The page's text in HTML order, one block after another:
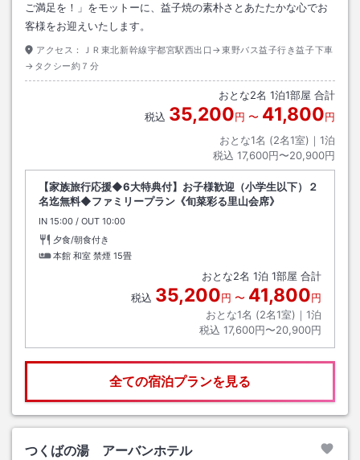
ご満足を！」をモットーに、益子焼の素朴さとあたたかな心でお
客様をお迎えいたします。
アクセス：
ＪＲ東北新幹線宇都宮駅西出口→東野バス益子行き益子下車
→タクシー約７分
おとな2名 1泊1部屋 合計
税込 35,200円 〜 41,800円
おとな1名 (2名1室)｜ 1泊
税込 17,600円〜20,900円
【家族旅行応援◆6大特典付】お子様歓迎（小学生以下）２
名迄無料◆ファミリープラン《旬菜彩る里山会席》
IN チェックイン
15:00 / OUT チェックアウト
10:00
夕食/朝食付き
本館 和室 禁煙 15畳
おとな2名 1泊 1部屋 合計
税込 35,200円 〜 41,800円
おとな1名 (2名1室)｜ 1泊
税込 17,600円〜20,900円
全ての宿泊プランを見る
つくばの湯 アーバンホテル